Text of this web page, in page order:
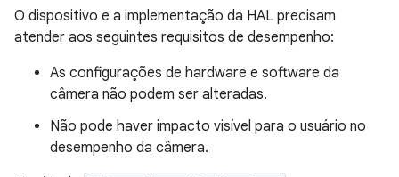
O dispositivo e a implementação da HAL precisam
atender aos seguintes requisitos de desempenho:
As configurações de hardware e software da
câmera não podem ser alteradas.
Não pode haver impacto visível para o usuário no
desempenho da câmera.